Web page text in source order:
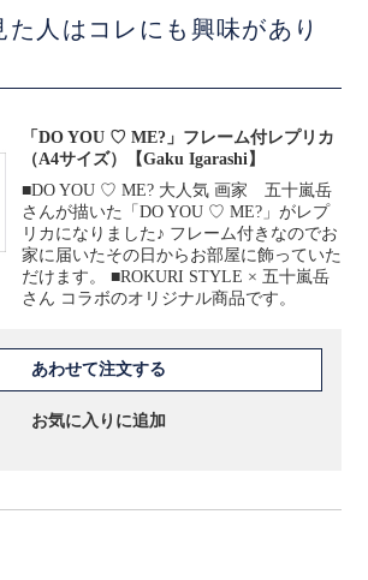
た人はコレにも興味があり
「DO YOU ♡ ME?」フレーム付レプリカ
（A4サイズ）【Gaku Igarashi】
■DO YOU ♡ ME? 大人気 画家 五十嵐岳
さんが描いた「DO YOU ♡ ME?」がレプ
リカになりました♪ フレーム付きなのでお
家に届いたその日からお部屋に飾っていた
だけます。 ■ROKURI STYLE × 五十嵐岳
さん コラボのオリジナル商品です。
あわせて注文する
お気に入りに追加